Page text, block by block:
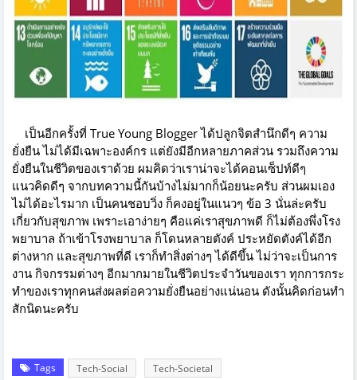
เป็นอีกครั้งที่ True Young Blogger ได้ปลูกจิตสำนึกดีๆ ความ
ยั่งยืน ไม่ได้มีเฉพาะองค์กร แต่ยังมีอีกหลายภาคส่วน รวมถึงความ
ยั่งยืนในชีวิตของเราด้วย ผมคิดว่าเราน่าจะได้คอนเซ็ปท์ดีๆ
แนวคิดดีๆ จากบทความนี้กันบ้างไม่มากก็น้อยนะครับ ส่วนผมเอง
ไม่ได้อะไรมาก เป็นคนชอบวิ่ง ก็คงอยู่ในแนวๆ ข้อ 3 นั่นล่ะครับ
เกี่ยวกับสุขภาพ เพราะเอาง่ายๆ คือแค่เราสุขภาพดี ก็ไม่ต้องพึ่งโรง
พยาบาล ถ้าเข้าโรงพยาบาล ก็โดนหลายตังค์ ประหยัดตังค์ได้อีก
ต่างหาก และสุขภาพที่ดี เราก็ทำสิ่งต่างๆ ได้ดีขึ้น ไม่ว่าจะเป็นการ
งาน กิจกรรมต่างๆ อีกมากมายในชีวิตประจำวันของเรา ทุกการกระ
ทำของเราทุกคนส่งผลต่อความยั่งยืนอย่างแน่นอน ดังนั้นคิดก่อนทำ
สักนิดนะครับ
Tags Tech-Social Tech-Societal